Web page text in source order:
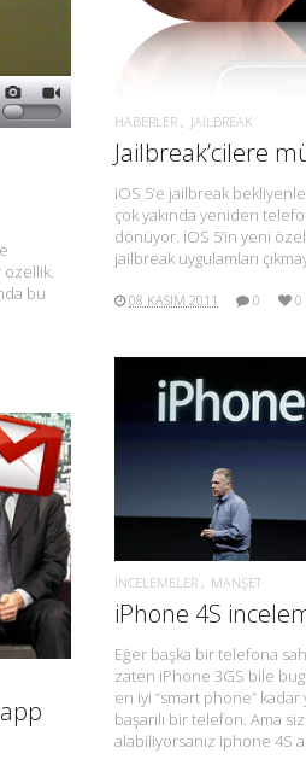
ozellik.
bu
HABERLER JAILBREAK
Jailbreak’cilere
iOS 5’e jailbreak
çok yakında yeniden
dönüyor. iOS 5’in yeni
jailbreak uygulamları
08 KASIM 2011 0 0
DAHA FAZLA
İNCELEMELER MANŞET
iPhone 4S
Eğer başka bir telefona
zaten iPhone 3GS bile
en iyi “smart phone”
başarılı bir telefon. Ama
alabiliyorsanız iphone 4S